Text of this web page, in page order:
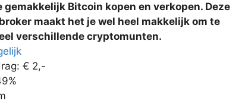
gemakkelijk Bitcoin kopen en verkopen. Deze
maakt het je wel heel makkelijk om te
verschillende cryptomunten.
€ 2,-